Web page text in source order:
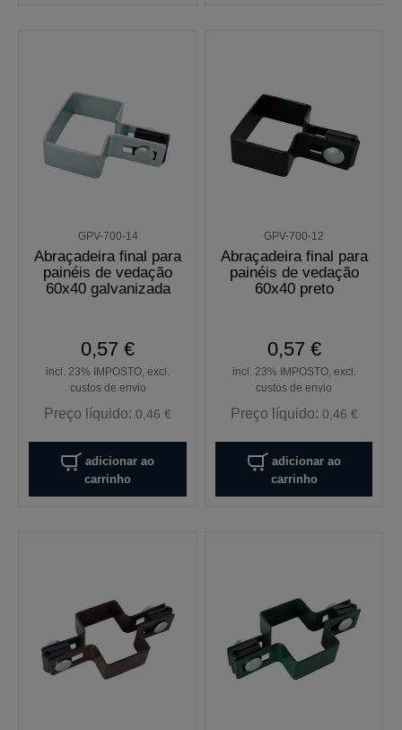
GPV-700-14
Abraçadeira final para
painéis de vedação
60x40 galvanizada
0,57 €
incl. 23% IMPOSTO, excl.
custos de envio
Preço líquido:0,46 €
adicionar ao
carrinho
GPV-700-12
Abraçadeira final para
painéis de vedação
60x40 preto
0,57 €
incl. 23% IMPOSTO, excl.
custos de envio
Preço líquido: 0,46 €
adicionar ao
carrinho